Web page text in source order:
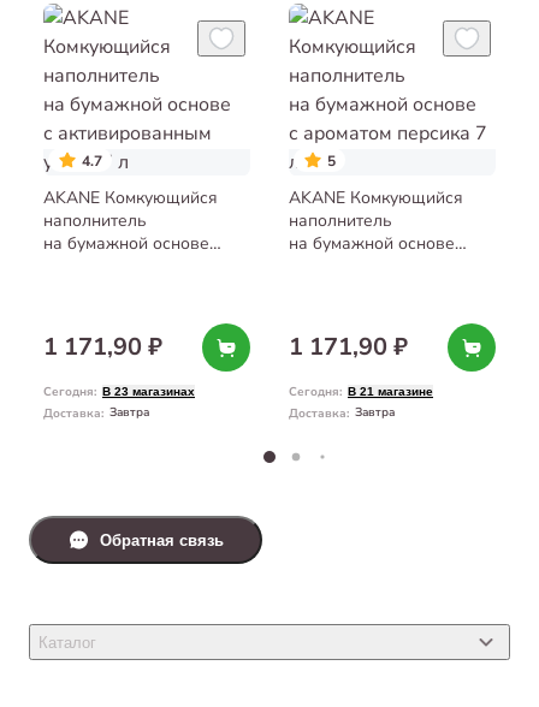
4.7
AKANE Комкующийся
наполнитель
на бумажной основе
1 171,90 ₽
Сегодня: В 23 магазинах
Доставка: Завтра
5
AKANE Комкующийся
наполнитель
на бумажной основе
1 171,90 ₽
Сегодня: В 21 магазине
Доставка: Завтра
Каталог
Обратная связь